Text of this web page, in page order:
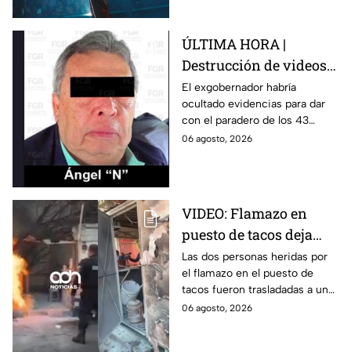
ÚLTIMA HORA |
Destrucción de videos
clave y amenazas a
testigos por parte de
exgobernador Ángel
Aguirre: FGR
El exgobernador habría
ocultado evidencias para dar
con el paradero de los 43
estudiantes desaparecidos de
06 agosto, 2026
VIDEO: Flamazo en
puesto de tacos deja
dos heridos en CDMX
Las dos personas heridas por
el flamazo en el puesto de
tacos fueron trasladadas a un
hospital para recibir atención
06 agosto, 2026